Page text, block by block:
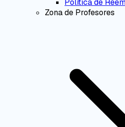
Política de
Zona de Profesores